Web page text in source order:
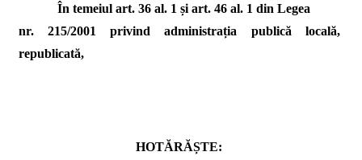
În temeiul art. 36 al. 1 și art. 46 al. 1 din Legea
nr. 215/2001 privind administrația publică locală,
republicată,
HOTĂRĂȘTE: